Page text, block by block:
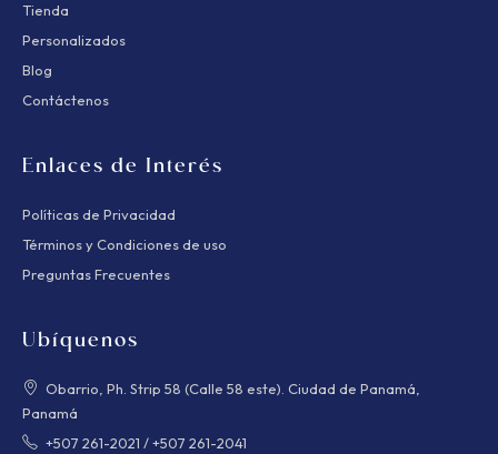
Tienda
Personalizados
Blog
Contáctenos
Enlaces de Interés
Políticas de Privacidad
Términos y Condiciones de uso
Preguntas Frecuentes
Ubíquenos
Obarrio, Ph. Strip 58 (Calle 58 este). Ciudad de Panamá,
Panamá
+507 261-2021 /+507 261-2041